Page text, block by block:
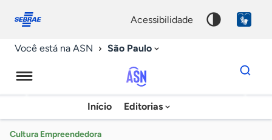
conosco
acessibilidade
Você está na ASN São Paulo
Agência
Sebrae
Início Editorias
Dados
para
chave
Cultura Empreendedora